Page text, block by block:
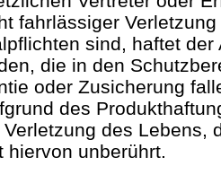
fahrlässiger
sind, haftet der
die in den
oder Zusicherung
des
des Lebens,
hiervon unberührt.